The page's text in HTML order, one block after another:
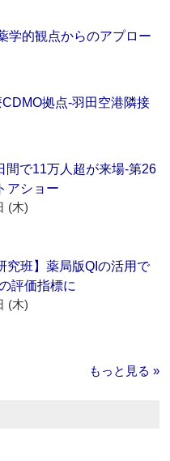
学的観点からのアプロー
拠点‐羽田空港隣接
間で11万人超が来場‐第26
アショー
(木)
究班】薬局版QIの活用で
評価指標に
(木)
もっと見る »